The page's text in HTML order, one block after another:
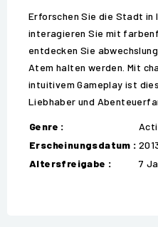
Erforschen Sie die Stadt in
interagieren Sie mit
entdecken Sie
Atem halten werden. Mit
intuitivem Gameplay ist
Liebhaber und
Genre :
Erscheinungsdatum :
Altersfreigabe :
7